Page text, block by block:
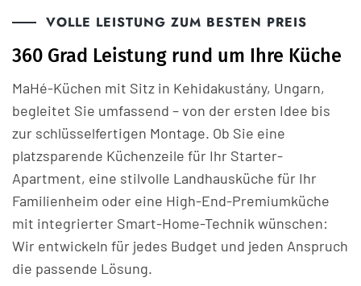
VOLLE LEISTUNG ZUM BESTEN PREIS
360 Grad Leistung rund um Ihre Küche
MaHé-Küchen mit Sitz in Kehidakustány, Ungarn,
begleitet Sie umfassend – von der ersten Idee bis
zur schlüsselfertigen Montage. Ob Sie eine
platzsparende Küchenzeile für Ihr Starter-
Apartment, eine stilvolle Landhausküche für Ihr
Familien­heim oder eine High-End-Premiumküche
mit integrierter Smart-Home-Technik wünschen:
Wir entwickeln für jedes Budget und jeden Anspruch
die passende Lösung.